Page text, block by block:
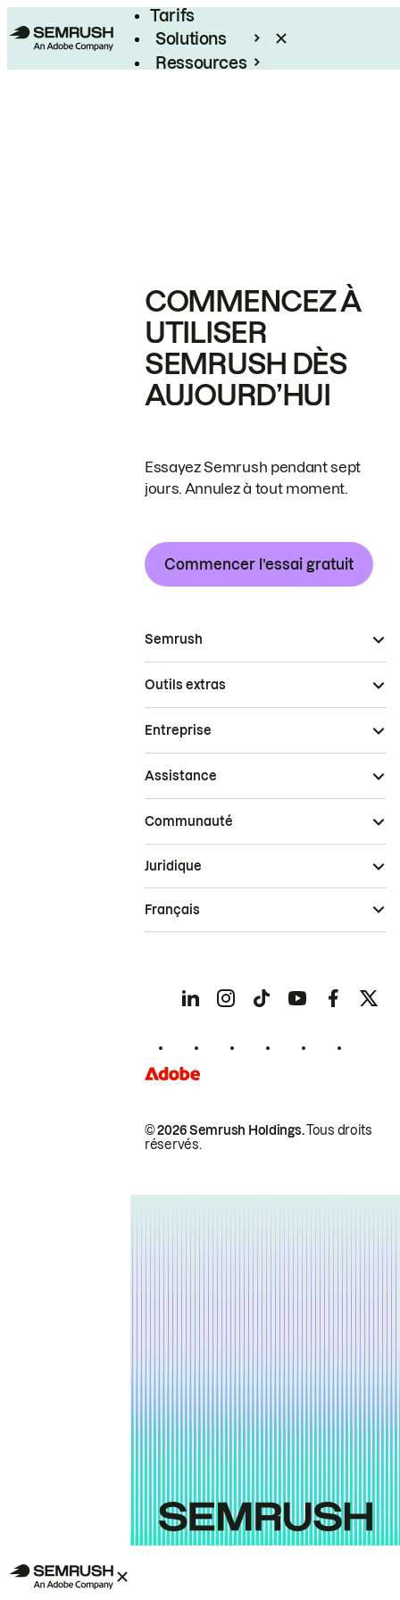
Tarifs
Solutions
Ressources
COMMENCEZ À
UTILISER
SEMRUSH DÈS
AUJOURD’HUI
Essayez Semrush pendant sept
jours. Annulez à tout moment.
Commencer l’essai gratuit
Semrush
Outils extras
Entreprise
Assistance
Communauté
© 2026 Semrush Holdings.Tous droits
réservés.
Juridique
Français